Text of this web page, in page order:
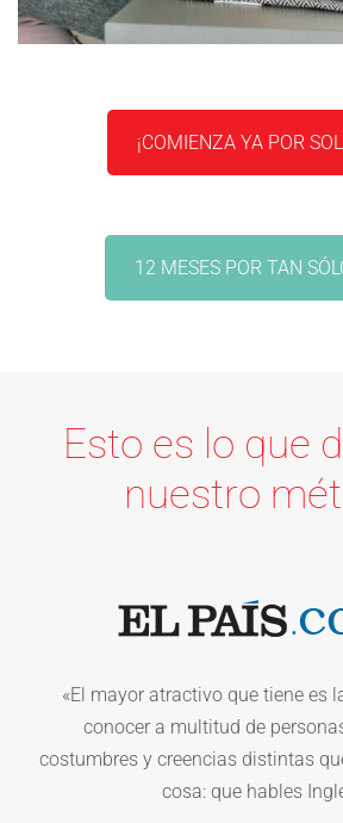
¡COMIENZA YA POR
12 MESES POR TAN
Esto es lo que
nuestro
«El mayor atractivo que tiene es
conocer a multitud de
costumbres y creencias distintas
cosa: que hables